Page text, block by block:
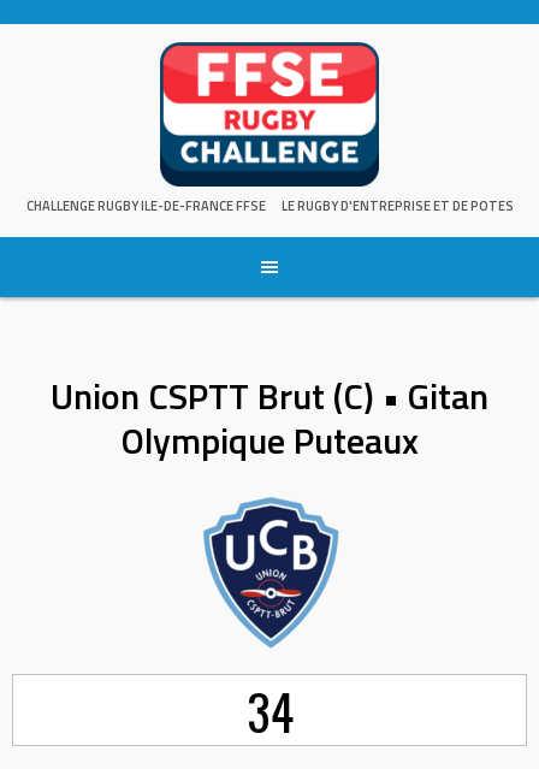
CHALLENGE RUGBY ILE-DE-FRANCE FFSE LE RUGBY D'ENTREPRISE ET DE POTES
Union CSPTT Brut (C) • Gitan
Olympique Puteaux
34